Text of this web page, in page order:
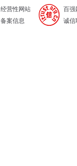
经营性网站
备案信息
百强
诚信